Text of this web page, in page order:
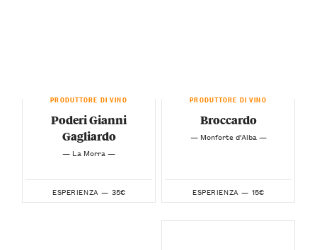
PRODUTTORE DI VINO
Poderi Gianni
Gagliardo
— La Morra —
ESPERIENZA — 35€
PRODUTTORE DI VINO
Broccardo
— Monforte d’Alba —
ESPERIENZA — 15€